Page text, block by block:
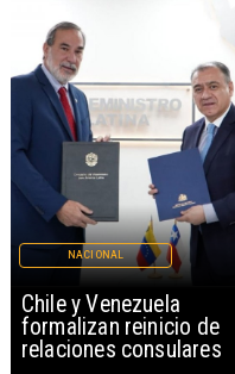
Chile y Venezuela
formalizan reinicio de
relaciones consulares
NACIONAL